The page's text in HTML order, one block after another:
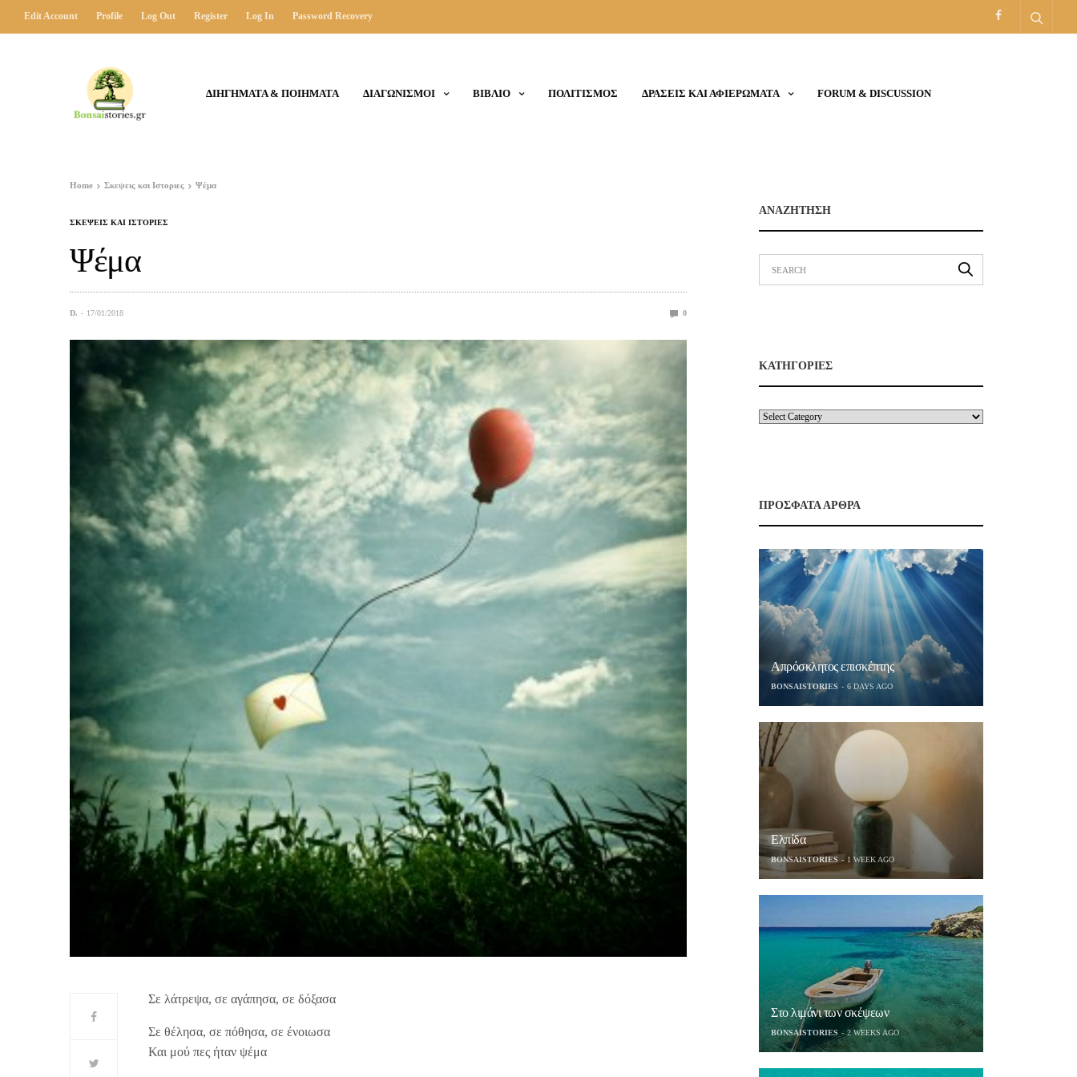
Edit Account Profile Log Out Register Log In Password Recovery
ΔΙΗΓΗΜΑΤΑ & ΠΟΙΗΜΑΤΑ ΔΙΑΓΩΝΙΣΜΟΙ ΒΙΒΛΙΟ ΠΟΛΙΤΙΣΜΟΣ ΔΡΑΣΕΙΣ ΚΑΙ ΑΦΙΕΡΩΜΑΤΑ FORUM & DISCUSSION
Home Σκεψεις και Ιστοριες Ψέμα
ΣΚΕΨΕΙΣ ΚΑΙ ΙΣΤΟΡΙΕΣ
Ψέμα
D. 17/01/2018 0
Σε λάτρεψα, σε αγάπησα, σε δόξασα
Σε θέλησα, σε πόθησα, σε ένοιωσα
Και μού πες ήταν ψέμα
ΑΝΑΖΗΤΗΣΗ
ΚΑΤΗΓΟΡΙΕΣ
ΠΡΟΣΦΑΤΑ ΑΡΘΡΑ
Απρόσκλητος επισκέπτης
BONSAISTORIES 6 DAYS AGO
Ελπίδα
BONSAISTORIES 1 WEEK AGO
Στο λιμάνι των σκέψεων
BONSAISTORIES 2 WEEKS AGO